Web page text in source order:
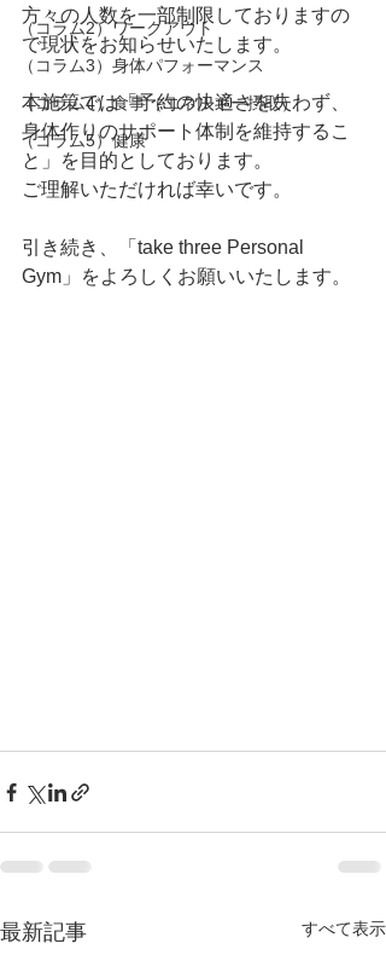
（コラム2）ワークアウト
（コラム3）身体パフォーマンス
（コラム4）食事（エネルギー摂取）
（コラム5）健康
方々の人数を一部制限しておりますの
で現状をお知らせいたします。
本施策では「予約の快適さを失わず、
身体作りのサポート体制を維持するこ
と」を目的としております。
ご理解いただければ幸いです。
引き続き、「take three Personal
Gym」をよろしくお願いいたします。
最新記事 すべて表示